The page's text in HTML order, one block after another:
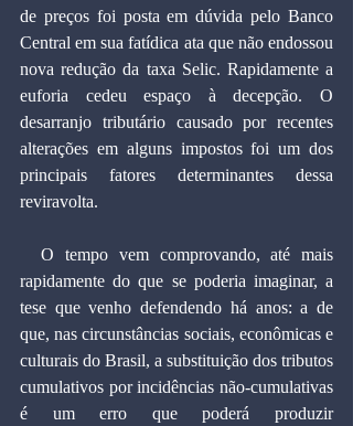
de preços foi posta em dúvida pelo Banco
Central em sua fatídica ata que não endossou
nova redução da taxa Selic. Rapidamente a
euforia cedeu espaço à decepção. O
desarranjo tributário causado por recentes
alterações em alguns impostos foi um dos
principais fatores determinantes dessa
reviravolta.
  O tempo vem comprovando, até mais
rapidamente do que se poderia imaginar, a
tese que venho defendendo há anos: a de
que, nas circunstâncias sociais, econômicas e
culturais do Brasil, a substituição dos tributos
cumulativos por incidências não-cumulativas
é um erro que poderá produzir